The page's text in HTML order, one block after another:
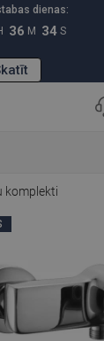
dienas:
36 M 33 S
komplekti